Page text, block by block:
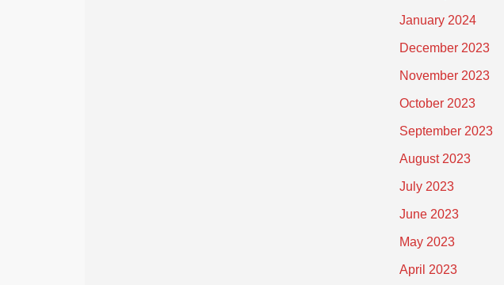
January 2024
December 2023
November 2023
October 2023
September 2023
August 2023
July 2023
June 2023
May 2023
April 2023